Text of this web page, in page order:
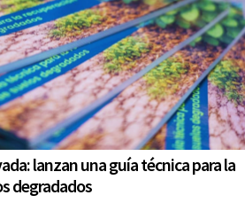
lanzan una guía técnica para la
degradados